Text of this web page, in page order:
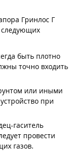
Гринлос Г
следующих
быть плотно
точно входить
или иными
при
гаситель
провести
газов.